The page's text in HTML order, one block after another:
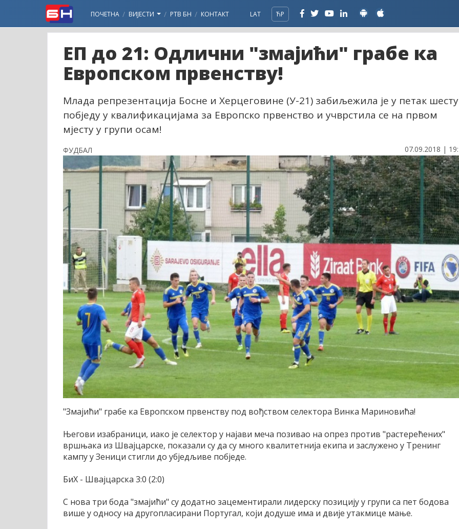
ПОЧЕТНА ВИЈЕСТИ РТВ БН КОНТАКТ LAT ЋР
ЕП до 21: Одлични "змајићи" грабе ка
Европском првенству!
Млада репрезентација Босне и Херцеговине (У-21) забиљежила је у петак шесту
побједу у квалификацијама за Европско првенство и учврстила се на првом
мјесту у групи осам!
ФУДБАЛ 07.09.2018 |
"Змајићи" грабе ка Европском првенству под вођством селектора Винка Мариновића!
Његови изабраници, иако је селектор у најави меча позивао на опрез против "растерећених"
вршњака из Швајцарске, показали су да су много квалитетнија екипа и заслужено у Тренинг
кампу у Зеници стигли до убједљиве побједе.
БиХ - Швајцарска 3:0 (2:0)
С нова три бода "змајићи" су додатно зацементирали лидерску позицију у групи са пет бодова
више у односу на другопласирани Португал, који додуше има и двије утакмице мање.